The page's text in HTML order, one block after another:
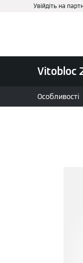
Увійдіть на
Vitobloc
Особливості